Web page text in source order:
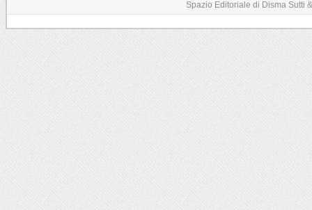
Spazio Editoriale di Disma Sutti